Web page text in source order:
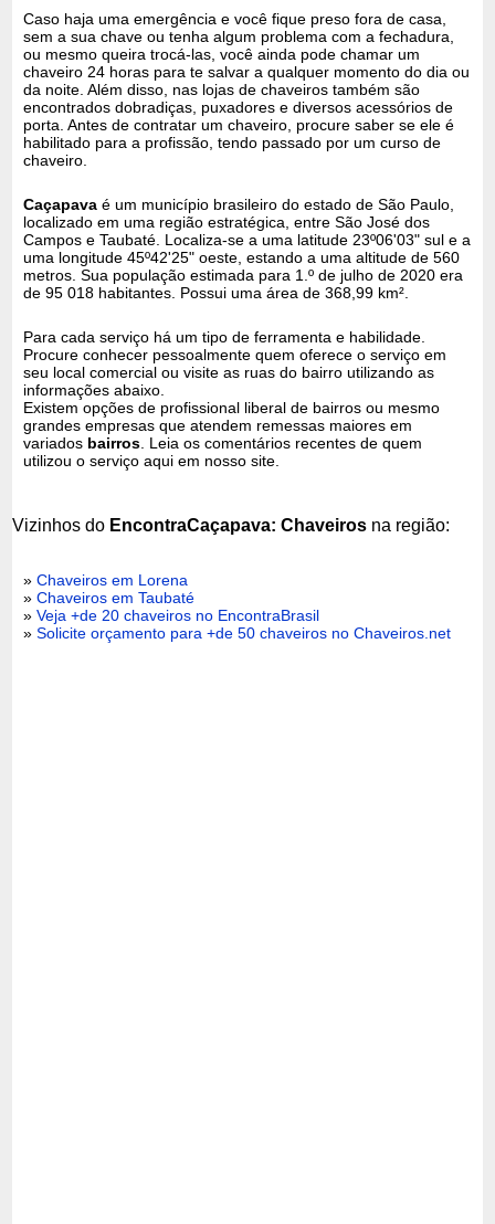
Caso haja uma emergência e você fique preso fora de casa,
sem a sua chave ou tenha algum problema com a fechadura,
ou mesmo queira trocá-las, você ainda pode chamar um
chaveiro 24 horas para te salvar a qualquer momento do dia ou
da noite. Além disso, nas lojas de chaveiros também são
encontrados dobradiças, puxadores e diversos acessórios de
porta. Antes de contratar um chaveiro, procure saber se ele é
habilitado para a profissão, tendo passado por um curso de
chaveiro.
Caçapava é um município brasileiro do estado de São Paulo,
localizado em uma região estratégica, entre São José dos
Campos e Taubaté. Localiza-se a uma latitude 23º06'03" sul e a
uma longitude 45º42'25" oeste, estando a uma altitude de 560
metros. Sua população estimada para 1.º de julho de 2020 era
de 95 018 habitantes. Possui uma área de 368,99 km².
Para cada serviço há um tipo de ferramenta e habilidade.
Procure conhecer pessoalmente quem oferece o serviço em
seu local comercial ou visite as ruas do bairro utilizando as
informações abaixo.
Existem opções de profissional liberal de bairros ou mesmo
grandes empresas que atendem remessas maiores em
variados bairros . Leia os comentários recentes de quem
utilizou o serviço aqui em nosso site.
Vizinhos do EncontraCaçapava: Chaveiros na região:
»Chaveiros em Lorena
»Chaveiros em Taubaté
»Veja +de 20 chaveiros no EncontraBrasil
»Solicite orçamento para +de 50 chaveiros no Chaveiros.net